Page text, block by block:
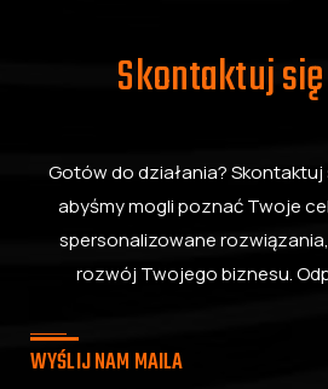
Skontaktuj
Gotów do działania? Skontaktuj
abyśmy mogli poznać Twoje
spersonalizowane
rozwój Twojego biznesu.
WYŚLIJ NAM MAILA